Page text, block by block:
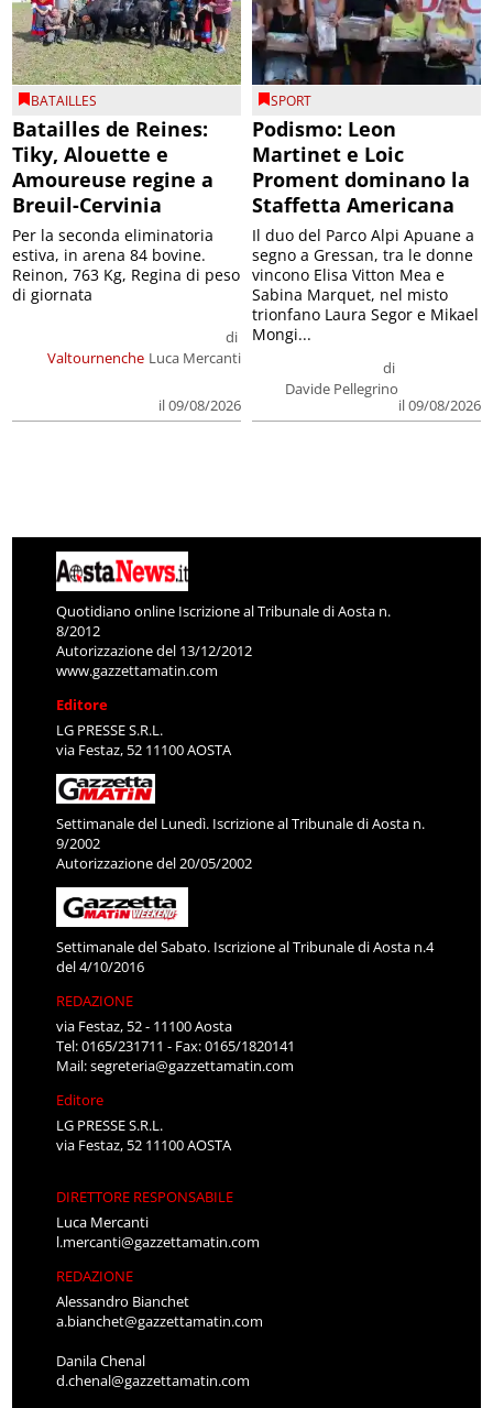
BATAILLES
Batailles de Reines:
Tiky, Alouette e
Amoureuse regine a
Breuil-Cervinia
Valtournenche
di
Luca Mercanti
il 09/08/2026
Per la seconda eliminatoria
estiva, in arena 84 bovine.
Reinon, 763 Kg, Regina di peso
di giornata
SPORT
Podismo: Leon
Martinet e Loic
Proment dominano la
Staffetta Americana
di
Davide Pellegrino
il 09/08/2026
Il duo del Parco Alpi Apuane a
segno a Gressan, tra le donne
vincono Elisa Vitton Mea e
Sabina Marquet, nel misto
trionfano Laura Segor e Mikael
Mongi...
Quotidiano online Iscrizione al Tribunale di Aosta n.
8/2012
Autorizzazione del 13/12/2012
www.gazzettamatin.com
Editore
LG PRESSE S.R.L.
via Festaz, 52 11100 AOSTA
Settimanale del Lunedì. Iscrizione al Tribunale di Aosta n.
9/2002
Autorizzazione del 20/05/2002
Settimanale del Sabato. Iscrizione al Tribunale di Aosta n.4
del 4/10/2016
REDAZIONE
via Festaz, 52 - 11100 Aosta
Tel: 0165/231711 - Fax: 0165/1820141
Mail:segreteria@gazzettamatin.com
Editore
LG PRESSE S.R.L.
via Festaz, 52 11100 AOSTA
DIRETTORE RESPONSABILE
Luca Mercanti
l.mercanti@gazzettamatin.com
REDAZIONE
Alessandro Bianchet
a.bianchet@gazzettamatin.com
Danila Chenal
d.chenal@gazzettamatin.com